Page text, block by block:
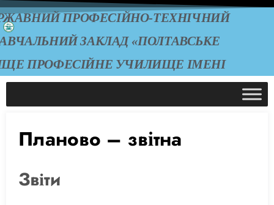
ПРОФЕСІЙНО-ТЕХНІЧНИЙ
ЗАКЛАД «ПОЛТАВСЬКЕ
ПРОФЕСІЙНЕ УЧИЛИЩЕ ІМЕНІ
Планово – звітна
Звіти